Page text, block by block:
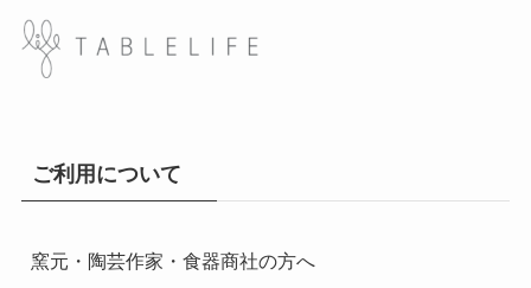
ご利用について
窯元・陶芸作家・食器商社の方へ